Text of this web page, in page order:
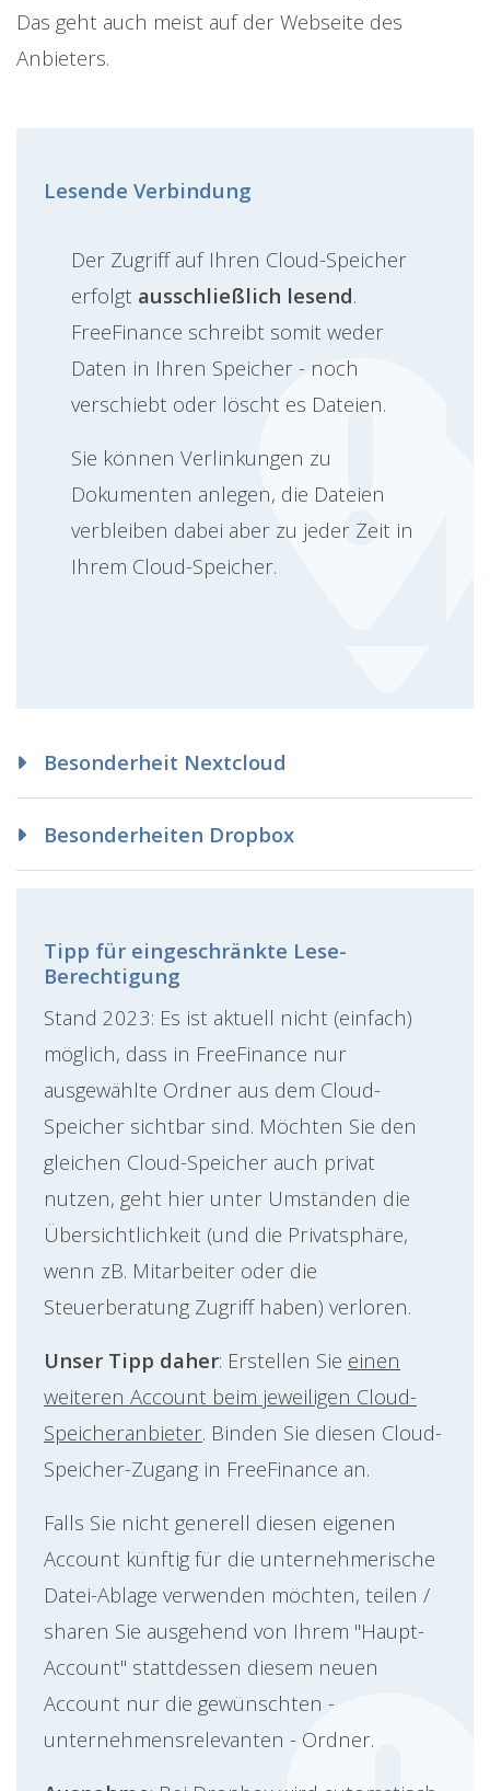
Das geht auch meist auf der Webseite des
Anbieters.
Lesende Verbindung
Der Zugriff auf Ihren Cloud-Speicher
erfolgt ausschließlich lesend.
FreeFinance schreibt somit weder
Daten in Ihren Speicher - noch
verschiebt oder löscht es Dateien.
Sie können Verlinkungen zu
Dokumenten anlegen, die Dateien
verbleiben dabei aber zu jeder Zeit in
Ihrem Cloud-Speicher.
Besonderheit Nextcloud
Besonderheiten Dropbox
Tipp für eingeschränkte Lese-
Berechtigung
Stand 2023: Es ist aktuell nicht (einfach)
möglich, dass in FreeFinance nur
ausgewählte Ordner aus dem Cloud-
Speicher sichtbar sind. Möchten Sie den
gleichen Cloud-Speicher auch privat
nutzen, geht hier unter Umständen die
Übersichtlichkeit (und die Privatsphäre,
wenn zB. Mitarbeiter oder die
Steuerberatung Zugriff haben) verloren.
Unser Tipp daher: Erstellen Sie einen
weiteren Account beim jeweiligen Cloud-
Speicheranbieter. Binden Sie diesen Cloud-
Speicher-Zugang in FreeFinance an.
Falls Sie nicht generell diesen eigenen
Account künftig für die unternehmerische
Datei-Ablage verwenden möchten, teilen /
sharen Sie ausgehend von Ihrem "Haupt-
Account" stattdessen diesem neuen
Account nur die gewünschten -
unternehmensrelevanten - Ordner.